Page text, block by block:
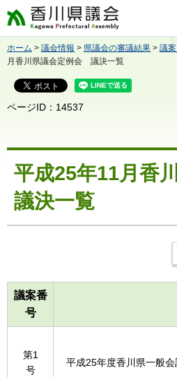
香川県議会
ホーム > 議会情報 > 県議会の審議結果 > 議
月香川県議会定例会 議決一覧
ページID：14537
平成25年11月香
議決一覧
議案番
号
第1
号
平成25年度香川県一般